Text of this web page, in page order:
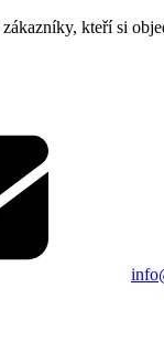
kteří si